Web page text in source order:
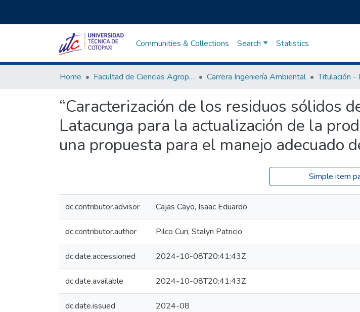
Communities & Collections Search Statistics
Home Facultad de Ciencias Agropecuarias y Recursos Naturales Carrera Ingeniería Ambiental
“Caracterización de los residuos sólidos
Latacunga para la actualización de la
una propuesta para el manejo adecuado
Simple item
dc.contributor.advisor Cajas Cayo, Isaac Eduardo
dc.contributor.author Pilco Curi, Stalyn Patricio
dc.date.accessioned 2024-10-08T20:41:43Z
dc.date.available 2024-10-08T20:41:43Z
dc.date.issued 2024-08